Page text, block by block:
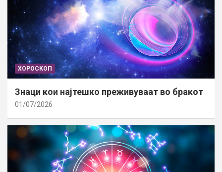
ХОРОСКОП
Знаци кои најтешко преживуваат во бракот
01/07/2026